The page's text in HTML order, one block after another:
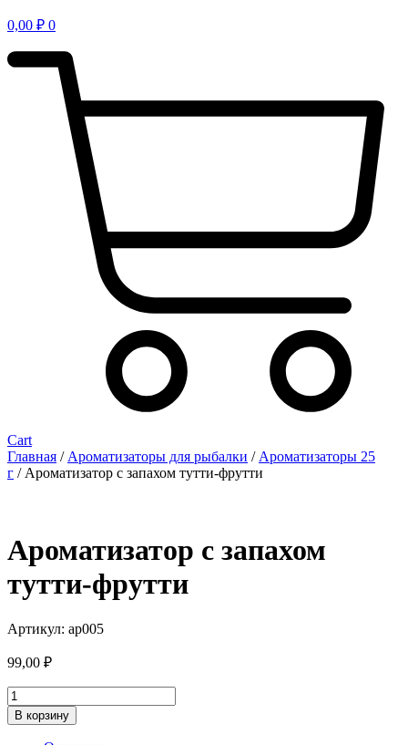
0,00 ₽ 0
Cart
Главная / Ароматизаторы для рыбалки / Ароматизаторы 25
г / Ароматизатор с запахом тутти-фрутти
Ароматизатор с запахом
тутти-фрутти
Артикул: ар005
99,00 ₽
Количество
товара
Ароматизатор
В корзину